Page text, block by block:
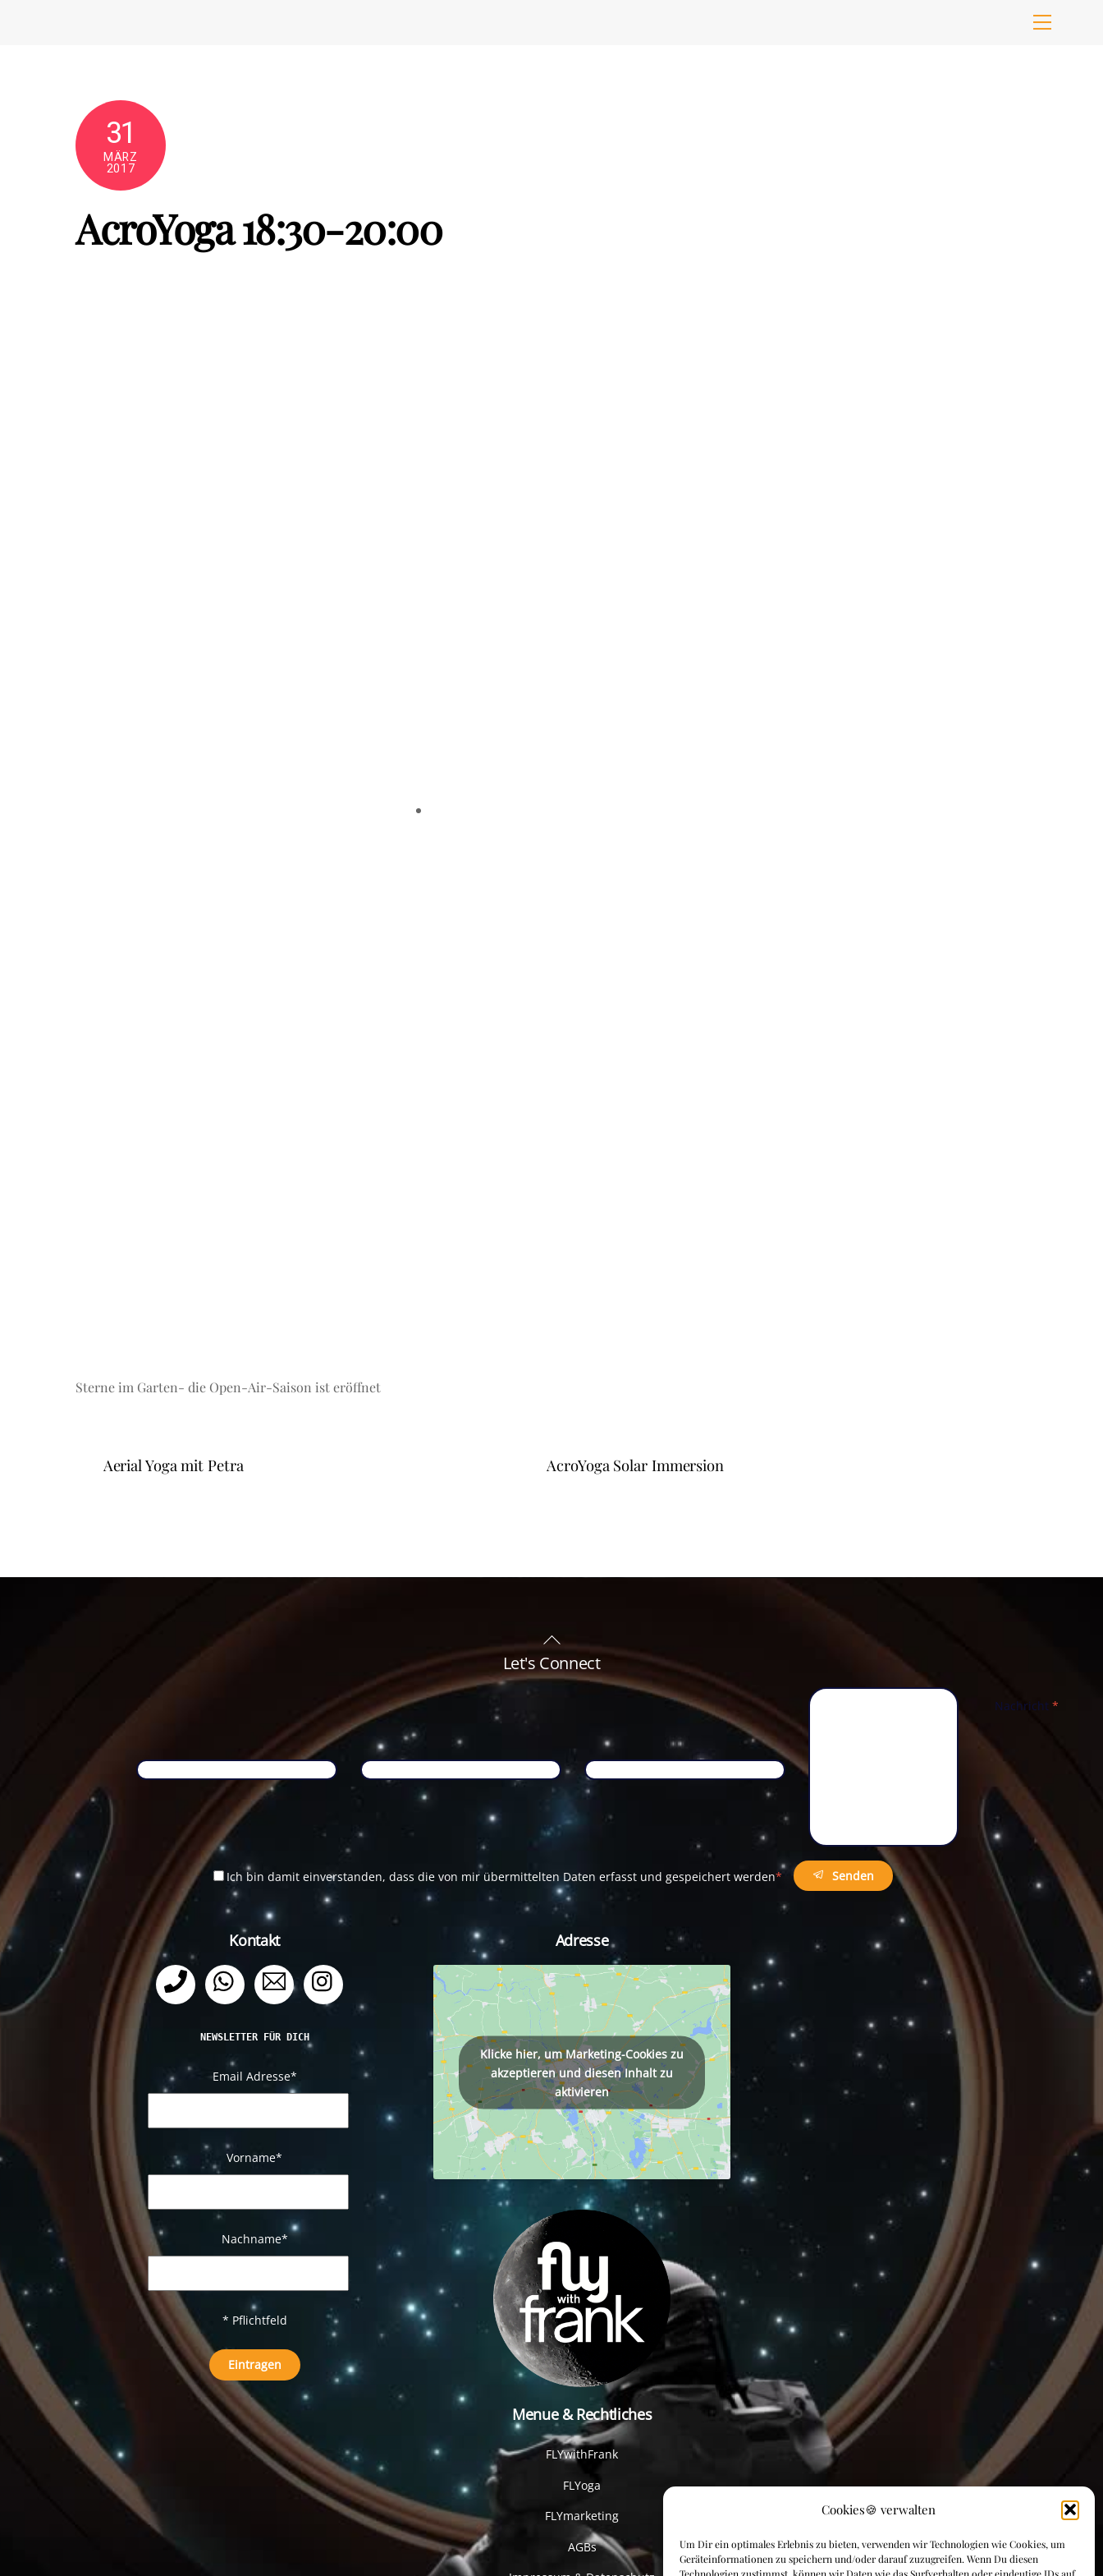
Cookies🍪 verwalten
Um Dir ein optimales Erlebnis zu bieten, verwenden wir Technologien wie Cookies, um
Geräteinformationen zu speichern und/oder darauf zuzugreifen. Wenn Du diesen
Menu
31
MÄRZ
2017
AcroYoga 18:30-20:00
Sterne im Garten- die Open-Air-Saison ist eröffnet
Aerial Yoga mit Petra AcroYoga Solar Immersion
Back
To
Top
Let's Connect
Nachricht *
Ich bin damit einverstanden, dass die von mir übermittelten Daten erfasst und gespeichert werden* Senden
Kontakt
Telefon WhatsApp Email
NEWSLETTER FÜR DICH
Email Adresse*
Vorname*
Nachname*
* Pflichtfeld
Adresse
Klicke hier, um Marketing-Cookies zu
akzeptieren und diesen Inhalt zu
aktivieren
Menue & Rechtliches
FLYwithFrank
FLYoga
FLYmarketing
AGBs